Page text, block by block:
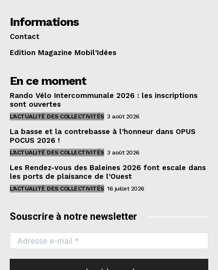
Informations
Contact
Edition Magazine Mobil’Idées
En ce moment
Rando Vélo Intercommunale 2026 : les inscriptions
sont ouvertes
L'ACTUALITÉ DES COLLECTIVITÉS 3 août 2026
La basse et la contrebasse à l’honneur dans OPUS
POCUS 2026 !
L'ACTUALITÉ DES COLLECTIVITÉS 3 août 2026
Les Rendez-vous des Baleines 2026 font escale dans
les ports de plaisance de l’Ouest
L'ACTUALITÉ DES COLLECTIVITÉS 16 juillet 2026
Souscrire à notre newsletter